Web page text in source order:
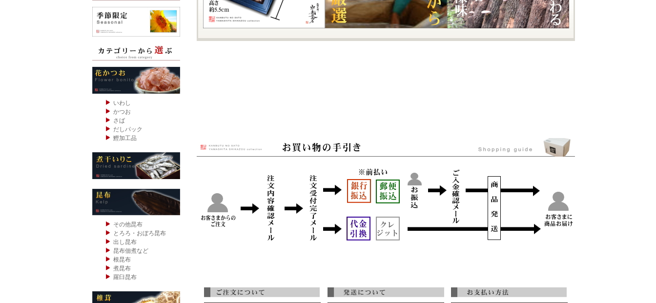
いわし
かつお
さば
だしパック
鰹加工品
その他昆布
とろろ・おぼろ昆布
出し昆布
昆布佃煮など
根昆布
煮昆布
羅臼昆布